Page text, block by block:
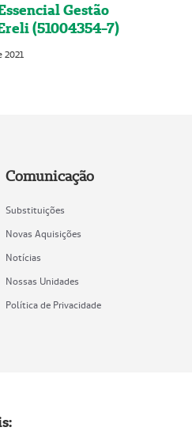
Gestão
(51004354-7)
2021
Comunicação
Substituições
Novas Aquisições
Notícias
Nossas Unidades
Política de Privacidade